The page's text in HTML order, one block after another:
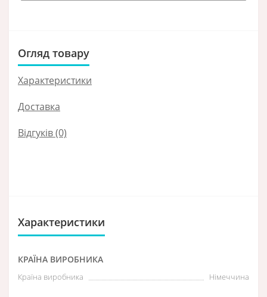
Огляд товару
Характеристики
Доставка
Відгуків (0)
Характеристики
КРАЇНА ВИРОБНИКА
Країна виробника Німеччина